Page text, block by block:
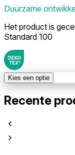
Duurzame
Het product is
Standard 100
Kies een optie
Recente